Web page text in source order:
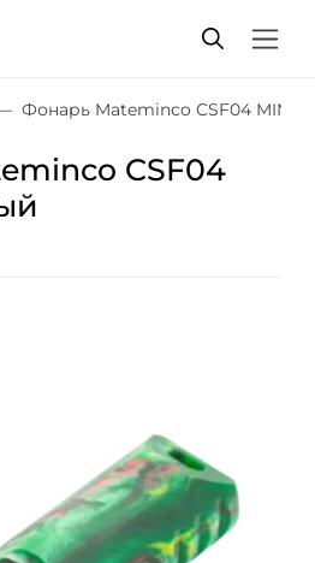
Фонарь Mateminсo CSF04 MINI,
CSF04